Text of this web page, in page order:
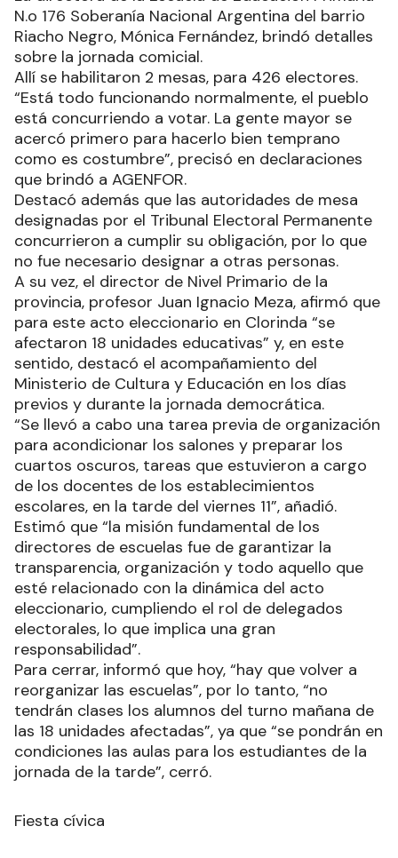
N.o 176 Soberanía Nacional Argentina del barrio
Riacho Negro, Mónica Fernández, brindó detalles
sobre la jornada comicial.
Allí se habilitaron 2 mesas, para 426 electores.
“Está todo funcionando normalmente, el pueblo
está concurriendo a votar. La gente mayor se
acercó primero para hacerlo bien temprano
como es costumbre”, precisó en declaraciones
que brindó a AGENFOR.
Destacó además que las autoridades de mesa
designadas por el Tribunal Electoral Permanente
concurrieron a cumplir su obligación, por lo que
no fue necesario designar a otras personas.
A su vez, el director de Nivel Primario de la
provincia, profesor Juan Ignacio Meza, afirmó que
para este acto eleccionario en Clorinda “se
afectaron 18 unidades educativas” y, en este
sentido, destacó el acompañamiento del
Ministerio de Cultura y Educación en los días
previos y durante la jornada democrática.
“Se llevó a cabo una tarea previa de organización
para acondicionar los salones y preparar los
cuartos oscuros, tareas que estuvieron a cargo
de los docentes de los establecimientos
escolares, en la tarde del viernes 11”, añadió.
Estimó que “la misión fundamental de los
directores de escuelas fue de garantizar la
transparencia, organización y todo aquello que
esté relacionado con la dinámica del acto
eleccionario, cumpliendo el rol de delegados
electorales, lo que implica una gran
responsabilidad”.
Para cerrar, informó que hoy, “hay que volver a
reorganizar las escuelas”, por lo tanto, “no
tendrán clases los alumnos del turno mañana de
las 18 unidades afectadas”, ya que “se pondrán en
condiciones las aulas para los estudiantes de la
jornada de la tarde”, cerró.
Fiesta cívica